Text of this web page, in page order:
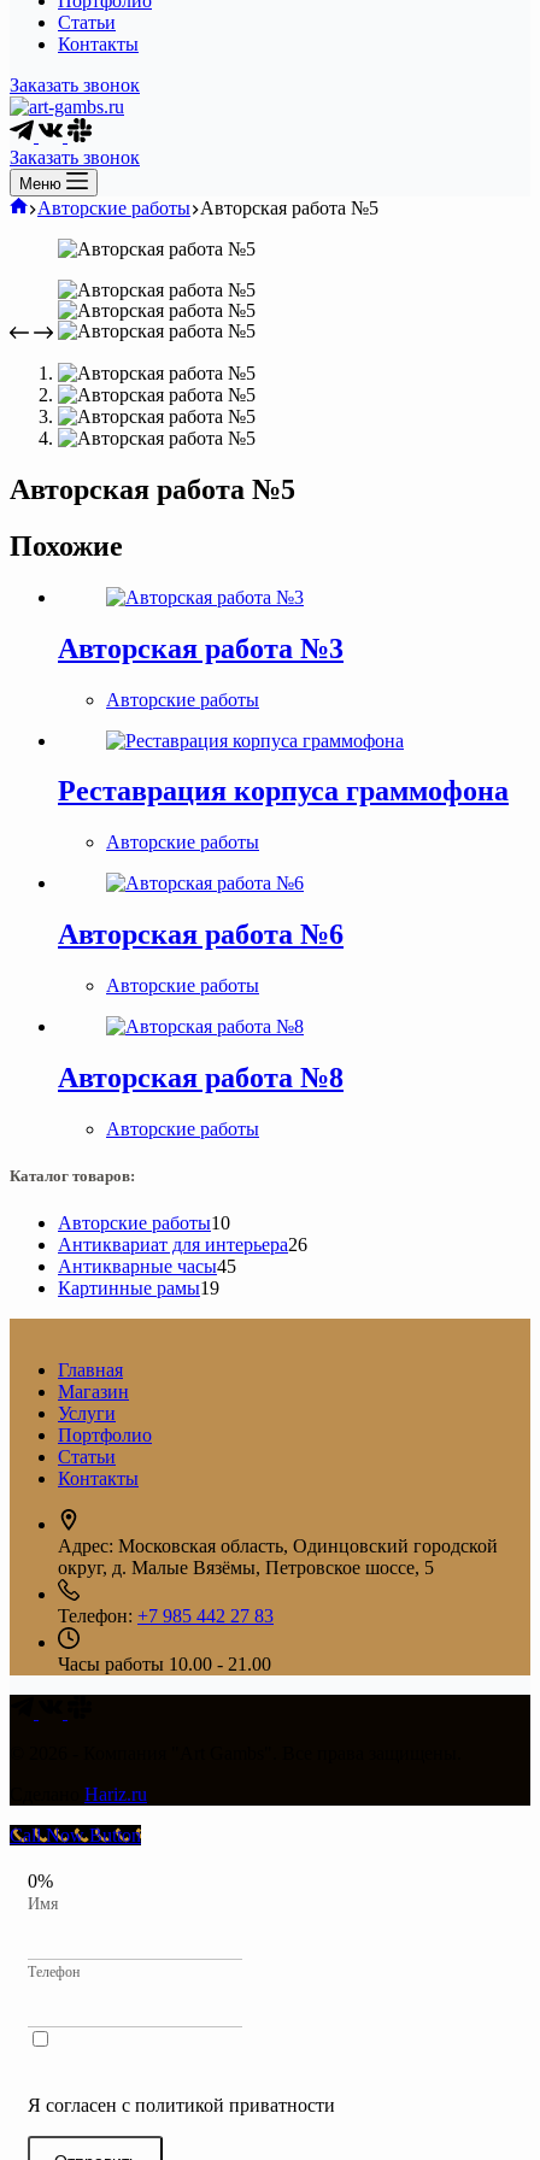
Статьи
Контакты
Заказать звонок
Заказать звонок
Меню
Главная
Авторские работы Авторская работа №5
Авторская работа №5
Похожие
Авторская работа №3
Авторские работы
Реставрация корпуса граммофона
Авторские работы
Авторская работа №6
Авторские работы
Авторская работа №8
Авторские работы
Каталог товаров:
Авторские работы1010
товаров
Антиквариат для интерьера2626
Антикварные часы4545
Картинные рамы1919
Главная
Магазин
Услуги
Портфолио
Статьи
Контакты
Адрес: Московская область, Одинцовский городской
округ, д. Малые Вязёмы, Петровское шоссе, 5
Телефон: +7 985 442 27 83
Часы работы 10.00 - 21.00
Hariz.ru
Call Now Button
0%
Имя
Телефон
Я согласен с политикой приватности